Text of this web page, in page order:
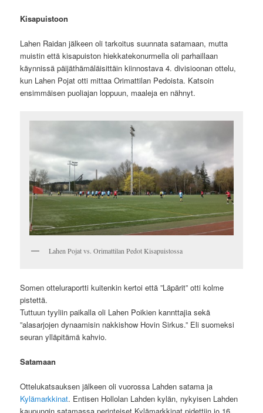
Kisapuistoon
Lahen Raidan jälkeen oli tarkoitus suunnata satamaan, mutta
muistin että kisapuiston hiekkatekonurmella oli parhaillaan
käynnissä päijäthämäläisittäin kiinnostava 4. divisioonan ottelu,
kun Lahen Pojat otti mittaa Orimattilan Pedoista. Katsoin
ensimmäisen puoliajan loppuun, maaleja en nähnyt.
Lahen Pojat vs. Orimattilan Pedot Kisapuistossa
Somen otteluraportti kuitenkin kertoi että ”Läpärit” otti kolme
pistettä.
Tuttuun tyyliin paikalla oli Lahen Poikien kannttajia sekä
”alasarjojen dynaamisin nakkishow Hovin Sirkus.” Eli suomeksi
seuran ylläpitämä kahvio.
Satamaan
Ottelukatsauksen jälkeen oli vuorossa Lahden satama ja
Kylämarkkinat. Entisen Hollolan Lahden kylän, nykyisen Lahden